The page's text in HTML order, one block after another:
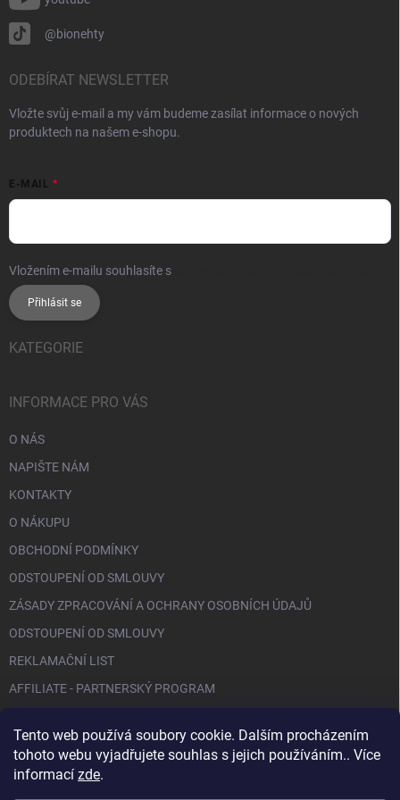
Tento web používá soubory cookie. Dalším procházením
tohoto webu vyjadřujete souhlas s jejich používáním.. Více
informací zde.
@bionehty
ODEBÍRAT NEWSLETTER
Vložte svůj e-mail a my vám budeme zasílat informace o nových
produktech na našem e-shopu.
E-MAIL
Vložením e-mailu souhlasíte s
Přihlásit se
KATEGORIE
INFORMACE PRO VÁS
O NÁS
NAPIŠTE NÁM
KONTAKTY
O NÁKUPU
OBCHODNÍ PODMÍNKY
ODSTOUPENÍ OD SMLOUVY
ZÁSADY ZPRACOVÁNÍ A OCHRANY OSOBNÍCH ÚDAJŮ
ODSTOUPENÍ OD SMLOUVY
REKLAMAČNÍ LIST
AFFILIATE - PARTNERSKÝ PROGRAM
FACEBOOK